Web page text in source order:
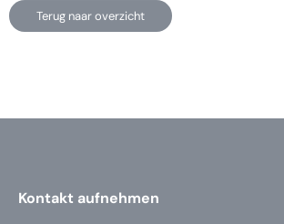
Terug naar overzicht
Kontakt aufnehmen